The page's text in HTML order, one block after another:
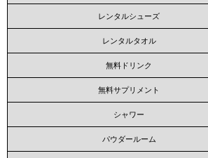
レンタルシューズ
レンタルタオル
無料ドリンク
無料サプリメント
シャワー
パウダールーム